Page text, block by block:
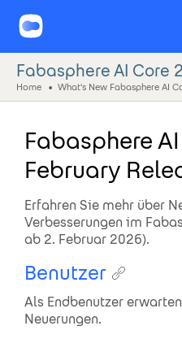
Home What's New Fabasphere AI
Fabasphere
February
Erfahren Sie mehr über
Verbesserungen im
ab 2. Februar 2026).
Benutzer
Als Endbenutzer
Neuerungen.